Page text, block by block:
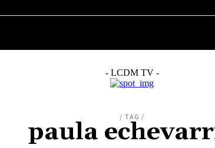
- LCDM TV -
/ TAG /
paula